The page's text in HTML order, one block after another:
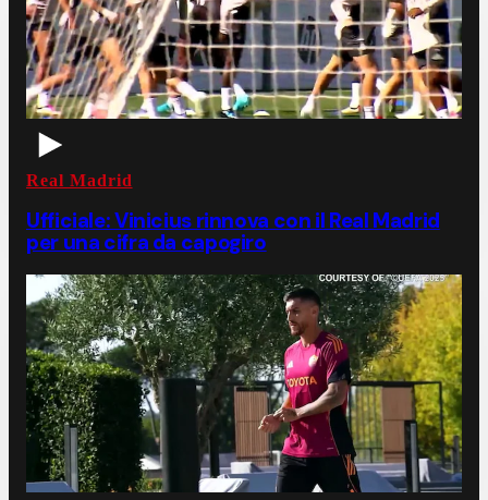
Real Madrid
Ufficiale: Vinicius rinnova con il Real Madrid
per una cifra da capogiro